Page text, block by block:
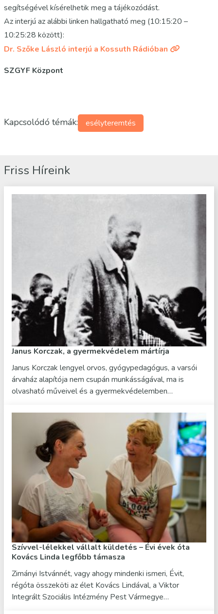
segítségével kísérelhetik meg a tájékozódást.
Az interjú az alábbi linken hallgatható meg (10:15:20 –
10:25:28 között):
Dr. Szőke László interjú a Kossuth Rádióban
SZGYF Központ
Kapcsolódó témák: esélyteremtés
Friss Híreink
Janus Korczak, a gyermekvédelem mártírja
Janus Korczak lengyel orvos, gyógypedagógus, a varsói
árvaház alapítója nem csupán munkásságával, ma is
olvasható műveivel és a gyermekvédelemben…
Szívvel-lélekkel vállalt küldetés – Évi évek óta
Kovács Linda legfőbb támasza
Zimányi Istvánnét, vagy ahogy mindenki ismeri, Évit,
régóta összeköti az élet Kovács Lindával, a Viktor
Integrált Szociális Intézmény Pest Vármegye…